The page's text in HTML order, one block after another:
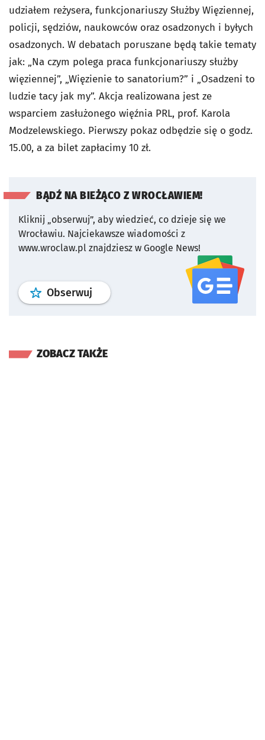
udziałem reżysera, funkcjonariuszy Służby Więziennej,
policji, sędziów, naukowców oraz osadzonych i byłych
osadzonych. W debatach poruszane będą takie tematy
jak: „Na czym polega praca funkcjonariuszy służby
więziennej”, „Więzienie to sanatorium?” i „Osadzeni to
ludzie tacy jak my”. Akcja realizowana jest ze
wsparciem zasłużonego więźnia PRL, prof. Karola
Modzelewskiego. Pierwszy pokaz odbędzie się o godz.
15.00, a za bilet zapłacimy 10 zł.
BĄDŹ NA BIEŻĄCO Z WROCŁAWIEM!
Kliknij „obserwuj”, aby wiedzieć, co dzieje się we
Wrocławiu. Najciekawsze wiadomości z
www.wroclaw.pl znajdziesz w Google News!
Obserwuj profil serwisu
ZOBACZ TAKŻE